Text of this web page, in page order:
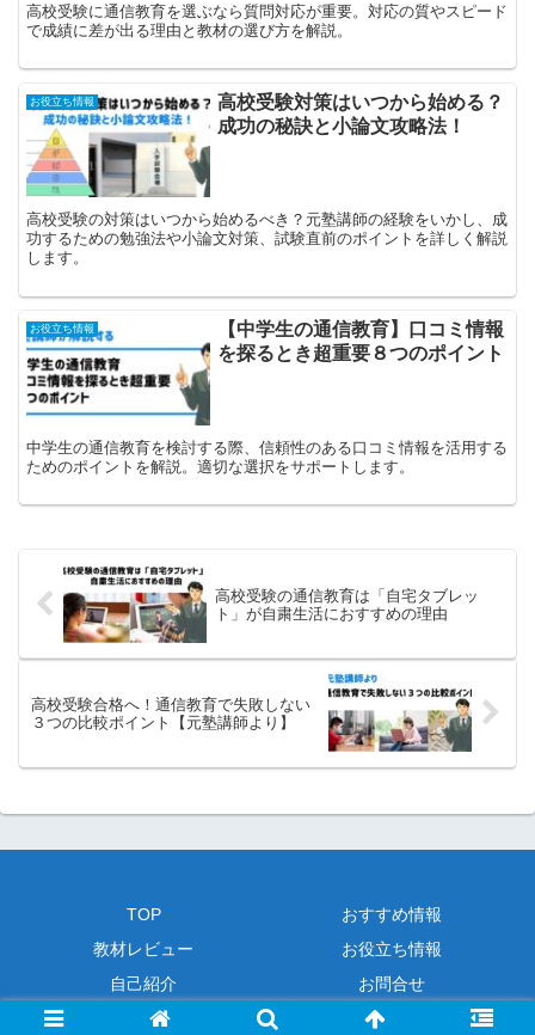
高校受験に通信教育を選ぶなら質問対応が重要。対応の質やスピード
で成績に差が出る理由と教材の選び方を解説。
お役立ち情報
高校受験対策はいつから始める？
成功の秘訣と小論文攻略法！
高校受験の対策はいつから始めるべき？元塾講師の経験をいかし、成
功するための勉強法や小論文対策、試験直前のポイントを詳しく解説
します。
お役立ち情報
【中学生の通信教育】口コミ情報
を探るとき超重要８つのポイント
中学生の通信教育を検討する際、信頼性のある口コミ情報を活用する
ためのポイントを解説。適切な選択をサポートします。
高校受験の通信教育は「自宅タブレッ
ト」が自粛生活におすすめの理由
高校受験合格へ！通信教育で失敗しない
３つの比較ポイント【元塾講師より】
TOP
おすすめ情報
教材レビュー
お役立ち情報
自己紹介
お問合せ
© 2021 高校受験と通信教育について元塾講師の徹底分析.